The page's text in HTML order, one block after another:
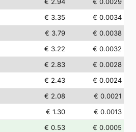
€ 3.35
€ 0.0034
€ 3.79
€ 0.0038
€ 3.22
€ 0.0032
€ 2.83
€ 0.0028
€ 2.43
€ 0.0024
€ 2.08
€ 0.0021
€ 1.30
€ 0.0013
€ 0.53
€ 0.0005